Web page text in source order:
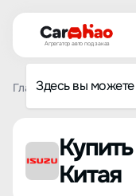
Агрегатор авто под заказ
Здесь вы можете
Главная Список
Китая